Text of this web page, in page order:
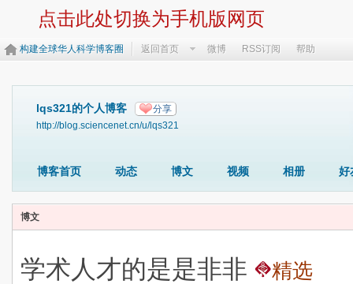
点击此处切换为手机版网页
构建全球华人科学博客圈 返回首页 微博 RSS订阅 帮助
lqs321的个人博客 分享
http://blog.sciencenet.cn/u/lqs321
博客首页 动态 博文 视频 相册 好
博文
学术人才的是是非非 精选